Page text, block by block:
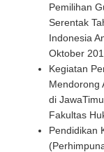
Pemilihan
Serentak
Indonesia
Oktober
Kegiatan
Mendorong
di
Fakultas
Pendidikan